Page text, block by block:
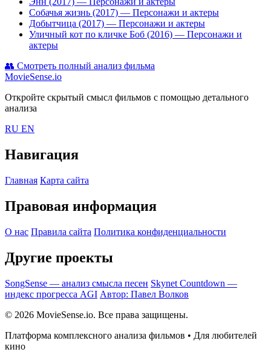
Собачья жизнь (2017) — Персонажи и актеры
Добытчица (2017) — Персонажи и актеры
Уличный кот по кличке Боб (2016) — Персонажи и
актеры
👥 Смотреть полный анализ фильма
MovieSense.io
Откройте скрытый смысл фильмов с помощью детального
анализа
RU EN
Навигация
Главная Карта сайта
Правовая информация
О нас Правила сайта Политика конфиденциальности
Другие проекты
SongSense — анализ смысла песен Skynet Countdown —
индекс прогресса AGI Автор: Павел Волков
© 2026 MovieSense.io. Все права защищены.
Платформа комплексного анализа фильмов • Для любителей
кино